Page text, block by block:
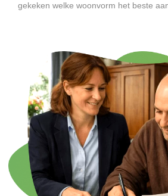
gekeken welke woonvorm het beste